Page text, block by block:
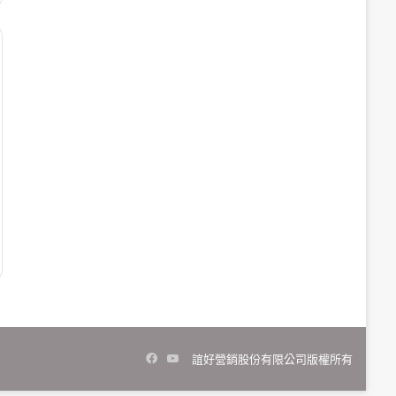
誼好營銷股份有限公司版權所有
Facebook
YouTube